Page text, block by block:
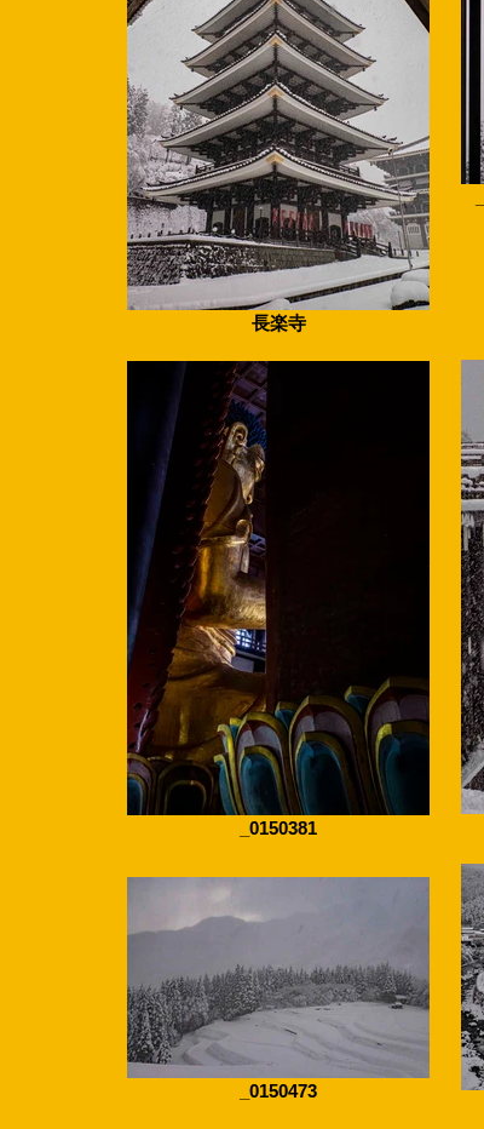
長楽寺
_0150381
_0150473